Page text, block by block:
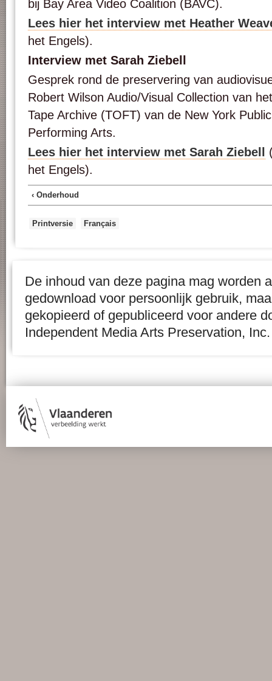
bij Bay Area Video Coalition (BAVC).
Lees hier het interview met Heather
het Engels).
Interview met Sarah Ziebell
Gesprek rond de preservering van
Robert Wilson Audio/Visual Collection van
Tape Archive (TOFT) van de New York
Performing Arts.
Lees hier het interview met Sarah Ziebell
het Engels).
‹ Onderhoud
Printversie Français
De inhoud van deze pagina mag worden
gedownload voor persoonlijk gebruik,
gekopieerd of gepubliceerd voor andere
Independent Media Arts Preservation, Inc.